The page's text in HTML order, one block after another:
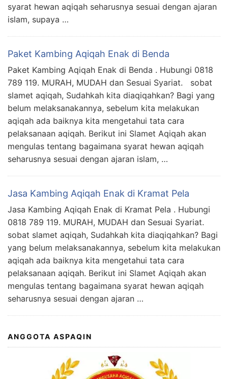
syarat hewan aqiqah seharusnya sesuai dengan ajaran
islam, supaya …
Paket Kambing Aqiqah Enak di Benda
Paket Kambing Aqiqah Enak di Benda . Hubungi 0818
789 119. MURAH, MUDAH dan Sesuai Syariat. sobat
slamet aqiqah, Sudahkah kita diaqiqahkan? Bagi yang
belum melaksanakannya, sebelum kita melakukan
aqiqah ada baiknya kita mengetahui tata cara
pelaksanaan aqiqah. Berikut ini Slamet Aqiqah akan
mengulas tentang bagaimana syarat hewan aqiqah
seharusnya sesuai dengan ajaran islam, …
Jasa Kambing Aqiqah Enak di Kramat Pela
Jasa Kambing Aqiqah Enak di Kramat Pela . Hubungi
0818 789 119. MURAH, MUDAH dan Sesuai Syariat.
sobat slamet aqiqah, Sudahkah kita diaqiqahkan? Bagi
yang belum melaksanakannya, sebelum kita melakukan
aqiqah ada baiknya kita mengetahui tata cara
pelaksanaan aqiqah. Berikut ini Slamet Aqiqah akan
mengulas tentang bagaimana syarat hewan aqiqah
seharusnya sesuai dengan ajaran …
ANGGOTA ASPAQIN